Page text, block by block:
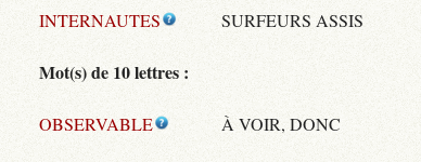
INTERNAUTES SURFEURS ASSIS
Mot(s) de 10 lettres :
OBSERVABLE À VOIR, DONC